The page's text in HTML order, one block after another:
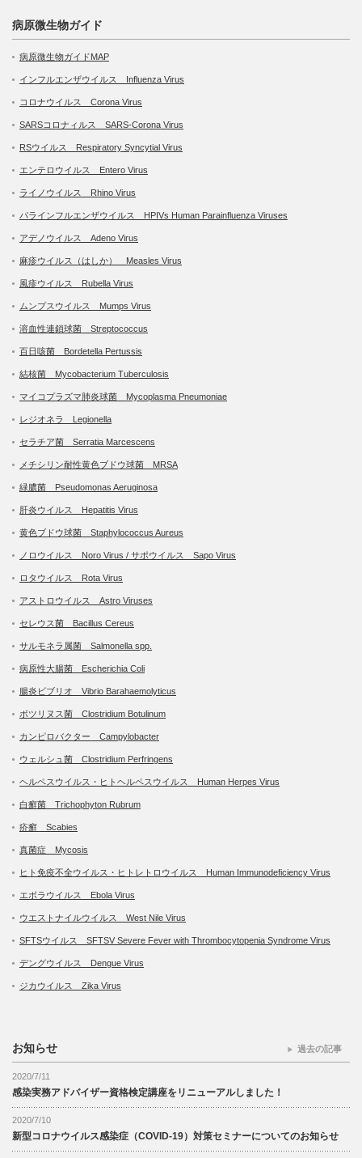
病原微生物ガイド
病原微生物ガイドMAP
インフルエンザウイルス Influenza Virus
コロナウイルス Corona Virus
SARSコロナィルス SARS-Corona Virus
RSウイルス Respiratory Syncytial Virus
エンテロウイルス Entero Virus
ライノウイルス Rhino Virus
パラインフルエンザウイルス HPIVs Human Parainfluenza Viruses
アデノウイルス Adeno Virus
麻疹ウイルス（はしか） Measles Virus
風疹ウイルス Rubella Virus
ムンプスウイルス Mumps Virus
溶血性連鎖球菌 Streptococcus
百日咳菌 Bordetella Pertussis
結核菌 Mycobacterium Tuberculosis
マイコプラズマ肺炎球菌 Mycoplasma Pneumoniae
レジオネラ Legionella
セラチア菌 Serratia Marcescens
メチシリン耐性黄色ブドウ球菌 MRSA
緑膿菌 Pseudomonas Aeruginosa
肝炎ウイルス Hepatitis Virus
黄色ブドウ球菌 Staphylococcus Aureus
ノロウイルス Noro Virus / サポウイルス Sapo Virus
ロタウイルス Rota Virus
アストロウイルス Astro Viruses
セレウス菌 Bacillus Cereus
サルモネラ属菌 Salmonella spp.
病原性大腸菌 Escherichia Coli
腸炎ビブリオ Vibrio Barahaemolyticus
ボツリヌス菌 Clostridium Botulinum
カンピロバクター Campylobacter
ウェルシュ菌 Clostridium Perfringens
ヘルペスウイルス・ヒトヘルペスウイルス Human Herpes Virus
白癬菌 Trichophyton Rubrum
疥癬 Scabies
真菌症 Mycosis
ヒト免疫不全ウイルス・ヒトレトロウイルス Human Immunodeficiency Virus
エボラウイルス Ebola Virus
ウエストナイルウイルス West Nile Virus
SFTSウイルス SFTSV Severe Fever with Thrombocytopenia Syndrome Virus
デングウイルス Dengue Virus
ジカウイルス Zika Virus
お知らせ
2020/7/11
感染実務アドバイザー資格検定講座をリニューアルしました！
2020/7/10
新型コロナウイルス感染症（COVID-19）対策セミナーについてのお知らせ
過去の記事